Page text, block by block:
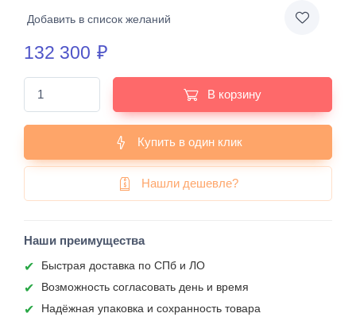
Добавить в список желаний
132 300 ₽
В корзину
Купить в один клик
Нашли дешевле?
Наши преимущества
Быстрая доставка по СПб и ЛО
Возможность согласовать день и время
Надёжная упаковка и сохранность товара